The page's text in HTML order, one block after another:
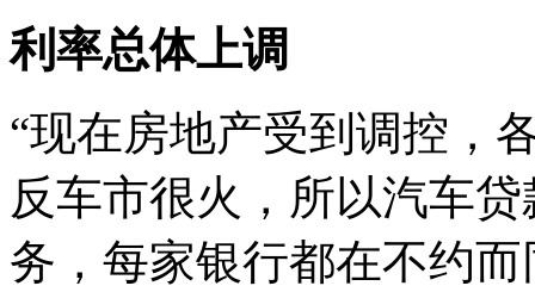
利率总体上调
“现在房地产受到调控，
反车市很火，所以汽车
务，每家银行都在不约